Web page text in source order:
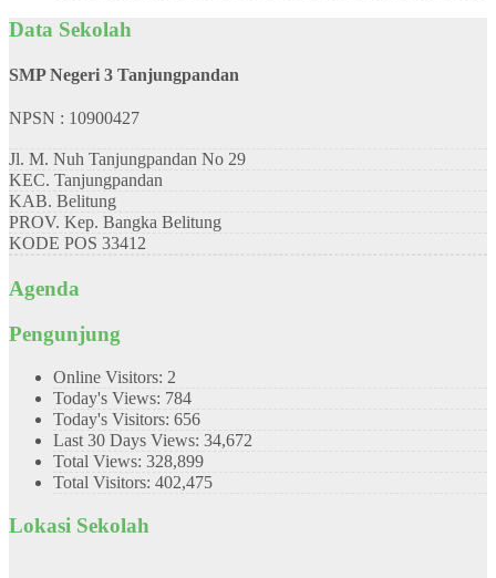
Data Sekolah
SMP Negeri 3 Tanjungpandan
NPSN : 10900427
Jl. M. Nuh Tanjungpandan No 29
KEC. Tanjungpandan
KAB. Belitung
PROV. Kep. Bangka Belitung
KODE POS 33412
Agenda
Pengunjung
Online Visitors: 2
Today's Views: 784
Today's Visitors: 656
Last 30 Days Views: 34,672
Total Views: 328,899
Total Visitors: 402,475
Lokasi Sekolah